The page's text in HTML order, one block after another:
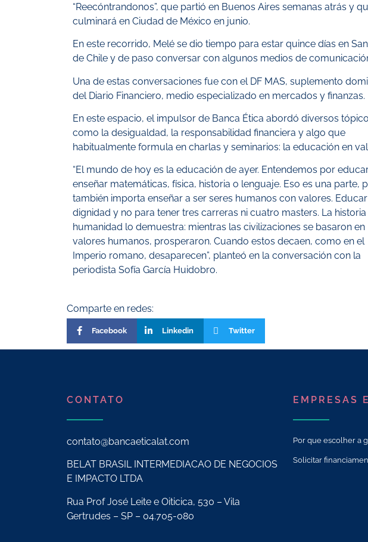
“Reecóntrandonos”, que partió en Buenos Aires semanas atrás y
culminará en Ciudad de México en junio.
En este recorrido, Melé se dio tiempo para estar quince días en
de Chile y de paso conversar con algunos medios de
Una de estas conversaciones fue con el DF MAS, suplemento
del Diario Financiero, medio especializado en mercados y finanzas.
En este espacio, el impulsor de Banca Ética abordó diversos
como la desigualdad, la responsabilidad financiera y algo que
habitualmente formula en charlas y seminarios: la educación en
“El mundo de hoy es la educación de ayer. Entendemos por
enseñar matemáticas, física, historia o lenguaje. Eso es una parte,
también importa enseñar a ser seres humanos con valores.
dignidad y no para tener tres carreras ni cuatro masters. La
humanidad lo demuestra: mientras las civilizaciones se basaron en
valores humanos, prosperaron. Cuando estos decaen, como en el
Imperio romano, desaparecen”, planteó en la conversación con la
periodista Sofía García Huidobro.
Comparte en redes:
Facebook Linkedin Twitter
CONTATO
contato@bancaeticalat.com
BELAT BRASIL INTERMEDIACAO DE NEGOCIOS
E IMPACTO LTDA
Rua Prof José Leite e Oiticica, 530 – Vila
Gertrudes – SP – 04.705-080
EMPRESAS
Por que escolher a
Solicitar